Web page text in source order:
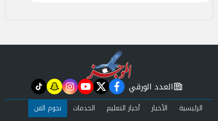
newspaper
العدد الورقي facebook
twitter
youtube
instagram
snapchat
tiktok
الرئيسية الأخبار أخبار التعليم الخدمات
نجوم الفن